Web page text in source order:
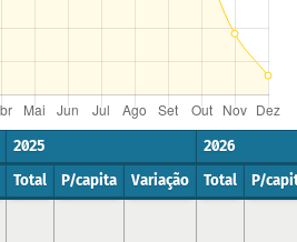
2025
2026
Total P/capita Variação Total P/